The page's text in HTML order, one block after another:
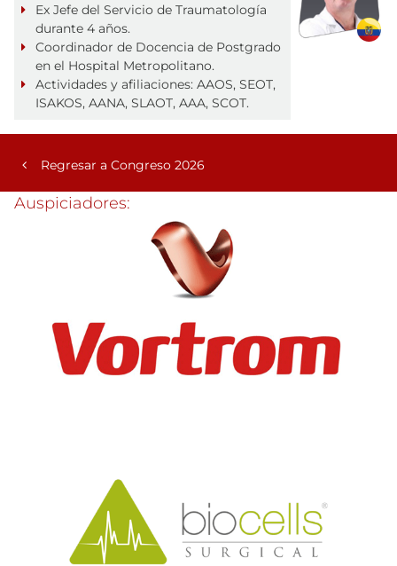
Ex Jefe del Servicio de Traumatología
durante 4 años.
Coordinador de Docencia de Postgrado
en el Hospital Metropolitano.
Actividades y afiliaciones: AAOS, SEOT,
ISAKOS, AANA, SLAOT, AAA, SCOT.
Regresar a Congreso 2026
Auspiciadores: